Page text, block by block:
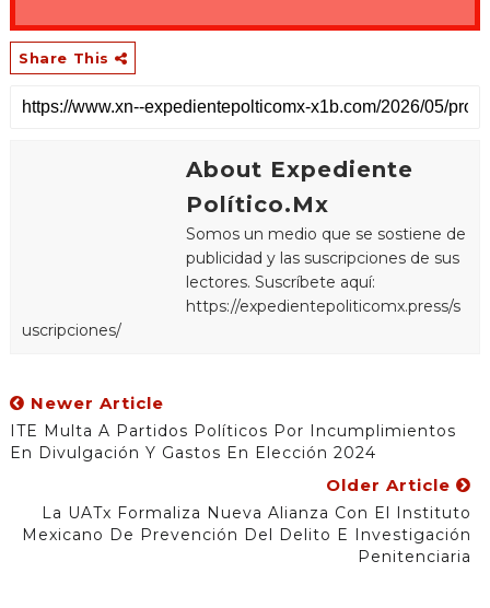
Share This
About Expediente
Político.Mx
Somos un medio que se sostiene de
publicidad y las suscripciones de sus
lectores. Suscríbete aquí:
https://expedientepoliticomx.press/s
uscripciones/
Newer Article
ITE Multa A Partidos Políticos Por Incumplimientos
En Divulgación Y Gastos En Elección 2024
Older Article
La UATx Formaliza Nueva Alianza Con El Instituto
Mexicano De Prevención Del Delito E Investigación
Penitenciaria